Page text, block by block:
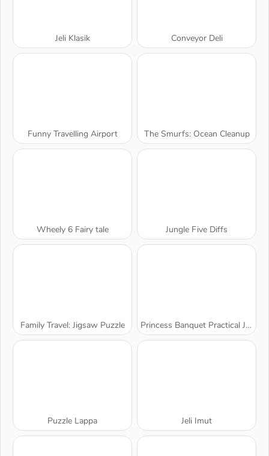
Jeli Klasik Conveyor Deli
Funny Travelling Airport The Smurfs: Ocean Cleanup
Wheely 6 Fairy tale Jungle Five Diffs
Family Travel: Jigsaw Puzzle Princess Banquet Practical Joke
Puzzle Lappa Jeli Imut